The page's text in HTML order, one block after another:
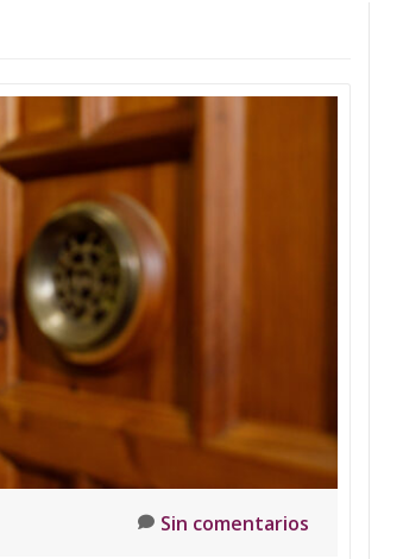
Sin comentarios